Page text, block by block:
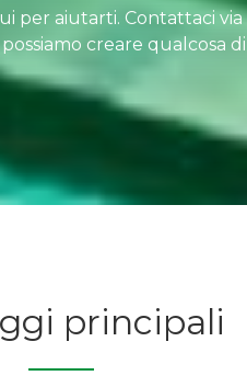
per aiutarti. Contattaci via
creare qualcosa di
principali